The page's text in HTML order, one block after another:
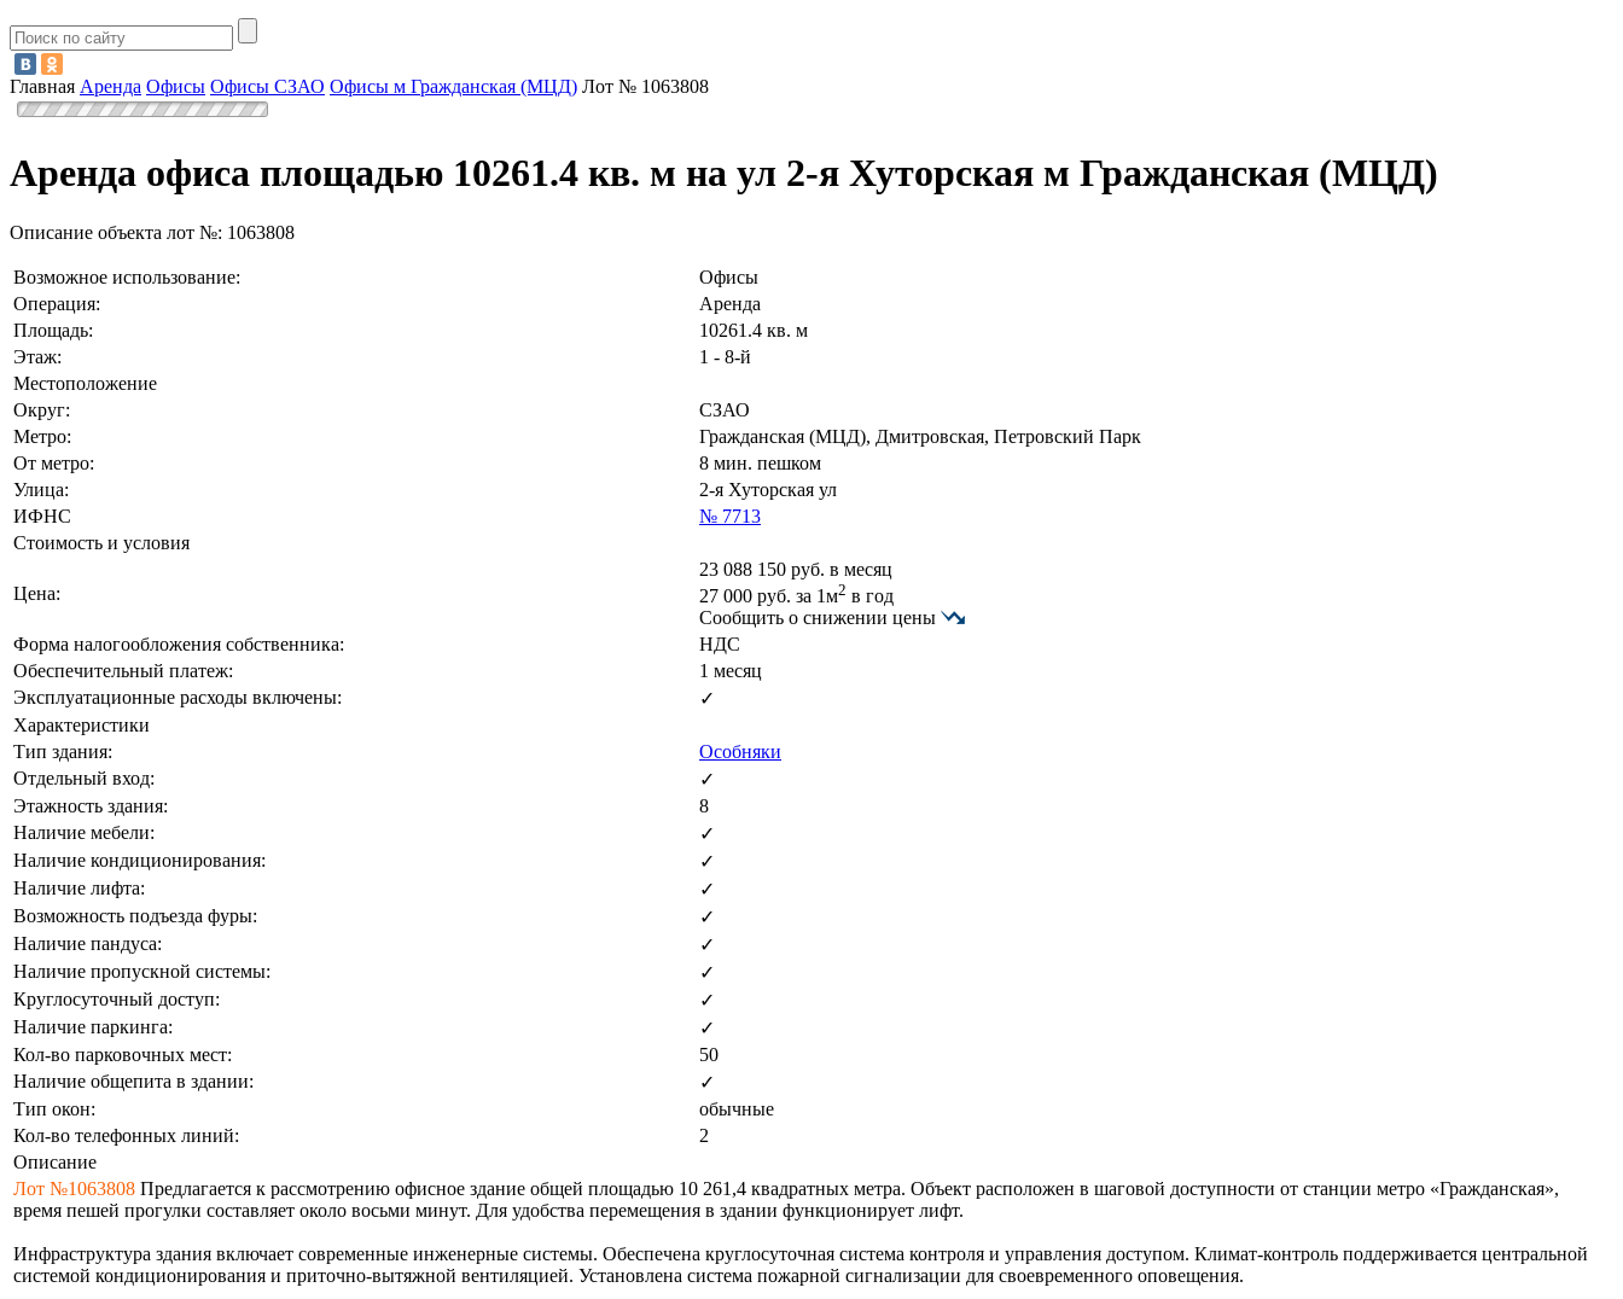
Главная Аренда Офисы Офисы СЗАО Офисы м Гражданская (МЦД) Лот № 1063808
Аренда офиса площадью 10261.4 кв. м на ул 2-я Хуторская м Гражданская (МЦД)
Описание объекта лот №: 1063808
Возможное использование:
Офисы
Операция:
Аренда
Площадь:
10261.4 кв. м
Этаж:
1 - 8-й
Местоположение
Округ:
СЗАО
Метро:
Гражданская (МЦД), Дмитровская, Петровский Парк
От метро:
8 мин. пешком
Улица:
2-я Хуторская ул
ИФНС
№ 7713
Стоимость и условия
Цена:
23 088 150 руб. в месяц
27 000 руб. за 1м2 в год
Сообщить о снижении цены
Форма налогообложения собственника:
НДС
Обеспечительный платеж:
1 месяц
Эксплуатационные расходы включены:
✓
Характеристики
Тип здания:
Особняки
Отдельный вход:
✓
Этажность здания:
8
Наличие мебели:
✓
Наличие кондиционирования:
✓
Наличие лифта:
✓
Возможность подъезда фуры:
✓
Наличие пандуса:
✓
Наличие пропускной системы:
✓
Круглосуточный доступ:
✓
Наличие паркинга:
✓
Кол-во парковочных мест:
50
Наличие общепита в здании:
✓
Тип окон:
обычные
Кол-во телефонных линий:
2
Описание
Лот №1063808 Предлагается к рассмотрению офисное здание общей площадью 10 261,4 квадратных метра. Объект расположен в шаговой доступности от станции метро «Гражданская»,
время пешей прогулки составляет около восьми минут. Для удобства перемещения в здании функционирует лифт.
Инфраструктура здания включает современные инженерные системы. Обеспечена круглосуточная система контроля и управления доступом. Климат-контроль поддерживается центральной
системой кондиционирования и приточно-вытяжной вентиляцией. Установлена система пожарной сигнализации для своевременного оповещения.